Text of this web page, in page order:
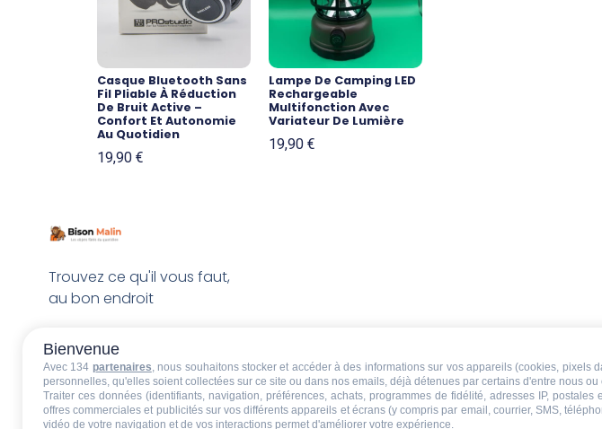
Casque Bluetooth Sans
Fil Pliable À Réduction
De Bruit Active –
Confort Et Autonomie
Au Quotidien
19,90 €
Lampe De Camping LED
Rechargeable
Multifonction Avec
Variateur De Lumière
19,90 €
Trouvez ce qu'il vous faut,
au bon endroit
Bienvenue
Avec 134 partenaires, nous souhaitons stocker et accéder à des informations sur vos appareils (cookies,
personnelles, qu'elles soient collectées sur ce site ou dans nos emails, déjà détenues par certains d'entre nous
Traiter ces données (identifiants, navigation, préférences, achats, programmes de fidélité, adresses IP,
offres commerciales et publicités sur vos différents appareils et écrans (y compris par email, courrier, SMS,
vidéo de votre navigation et de vos interactions permet d'améliorer votre expérience.